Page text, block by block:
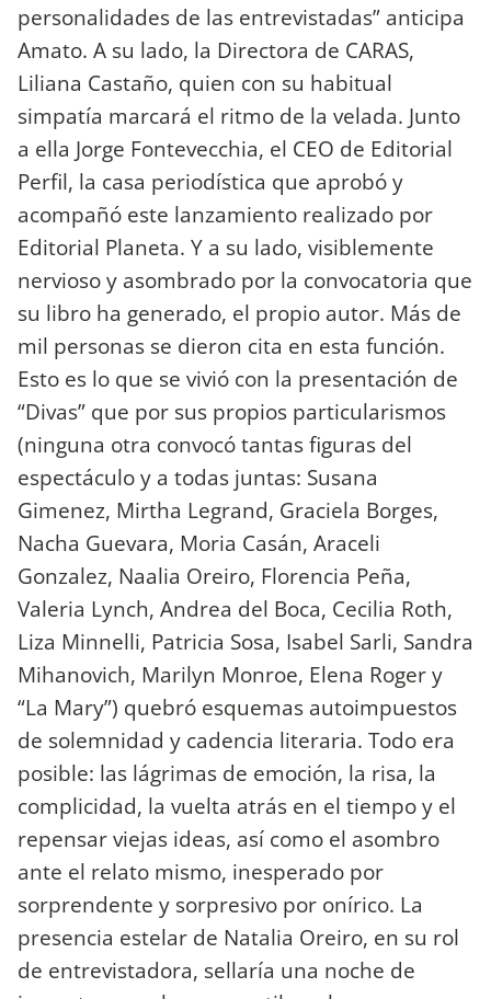
personalidades de las entrevistadas” anticipa
Amato. A su lado, la Directora de CARAS,
Liliana Castaño, quien con su habitual
simpatía marcará el ritmo de la velada. Junto
a ella Jorge Fontevecchia, el CEO de Editorial
Perfil, la casa periodística que aprobó y
acompañó este lanzamiento realizado por
Editorial Planeta. Y a su lado, visiblemente
nervioso y asombrado por la convocatoria que
su libro ha generado, el propio autor. Más de
mil personas se dieron cita en esta función.
Esto es lo que se vivió con la presentación de
“Divas” que por sus propios particularismos
(ninguna otra convocó tantas figuras del
espectáculo y a todas juntas: Susana
Gimenez, Mirtha Legrand, Graciela Borges,
Nacha Guevara, Moria Casán, Araceli
Gonzalez, Naalia Oreiro, Florencia Peña,
Valeria Lynch, Andrea del Boca, Cecilia Roth,
Liza Minnelli, Patricia Sosa, Isabel Sarli, Sandra
Mihanovich, Marilyn Monroe, Elena Roger y
“La Mary”) quebró esquemas autoimpuestos
de solemnidad y cadencia literaria. Todo era
posible: las lágrimas de emoción, la risa, la
complicidad, la vuelta atrás en el tiempo y el
repensar viejas ideas, así como el asombro
ante el relato mismo, inesperado por
sorprendente y sorpresivo por onírico. La
presencia estelar de Natalia Oreiro, en su rol
de entrevistadora, sellaría una noche de